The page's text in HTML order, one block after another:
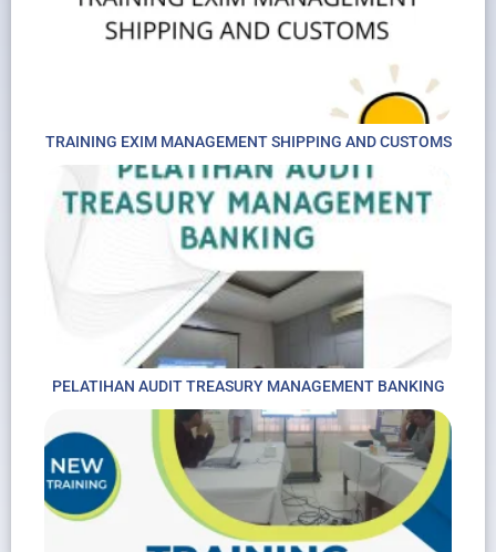
TRAINING EXIM MANAGEMENT SHIPPING AND CUSTOMS
PELATIHAN AUDIT TREASURY MANAGEMENT BANKING